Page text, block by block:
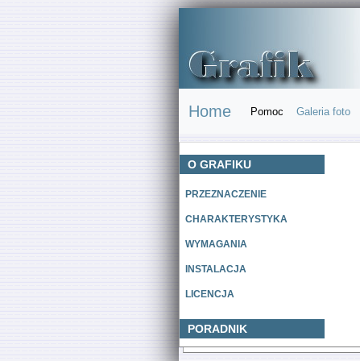
Home Pomoc Galeria foto
O GRAFIKU
PRZEZNACZENIE
CHARAKTERYSTYKA
WYMAGANIA
INSTALACJA
LICENCJA
PORADNIK